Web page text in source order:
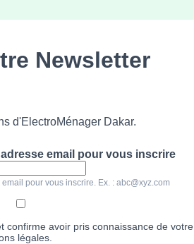
Newsletter
d'ElectroMénager Dakar.
email pour vous inscrire
pour vous inscrire. Ex. : abc@xyz.com
confirme avoir pris connaissance de votre
légales.